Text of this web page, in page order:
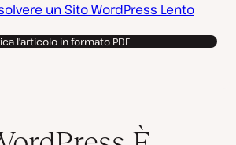
v
d
e
un Sito WordPress Lento
l'articolo in formato PDF